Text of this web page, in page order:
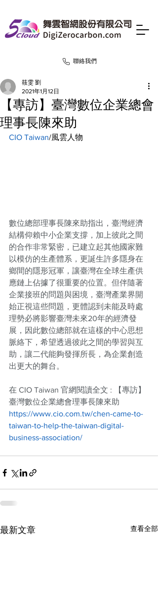
聯絡我們
【專訪】臺灣數位企業總會
理事長陳來助
筱雯 劉
2021年1月12日
CIO Taiwan/風雲人物
數位總部理事長陳來助指出，臺灣經濟
結構仰賴中小企業支撐，加上彼此之間
的合作非常緊密，已建立起其他國家難
以模仿的生產體系，更誕生許多隱身在
鄉間的隱形冠軍，讓臺灣在全球生產供
應鏈上佔據了很重要的位置。但伴隨著
企業接班的問題與困境，臺灣產業界開
始正視這些問題，更體認到未能及時處
理勢必將影響臺灣未來20年的經濟發
展，因此數位總部就在這樣的中心思想
脈絡下，希望透過彼此之間的學習與互
助，讓二代能夠發揮所長，為企業創造
出更大的舞台。
在 CIO Taiwan 官網閱讀全文 : 【專訪】
臺灣數位企業總會理事長陳來助
https://www.cio.com.tw/chen-came-to-
taiwan-to-help-the-taiwan-digital-
business-association/
最新文章 查看全部